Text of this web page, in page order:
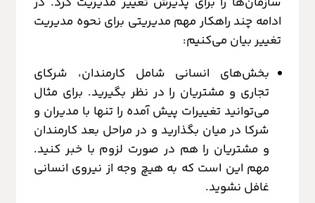
ادامه چند راهکار مهم مدیریتی برای نحوه مدیریت
تغییر بیان می‌کنیم:
بخش‌های انسانی شامل کارمندان، شرکای
تجاری و مشتریان را در نظر بگیرید. برای مثال
می‌توانید تغییرات پیش آمده را تنها با مدیران و
شرکا در میان بگذارید و در مراحل بعد کارمندان
و مشتریان را هم در صورت لزوم با خبر کنید.
مهم این است که به هیچ وجه از نیروی انسانی
غافل نشوید.